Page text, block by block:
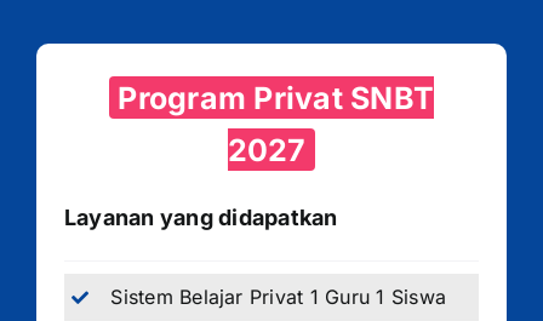
Program Privat SNBT
2027
Layanan yang didapatkan
Sistem Belajar Privat 1 Guru 1 Siswa